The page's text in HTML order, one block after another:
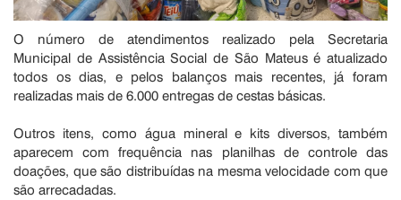
O número de atendimentos realizado pela Secretaria
Municipal de Assistência Social de São Mateus é atualizado
todos os dias, e pelos balanços mais recentes, já foram
realizadas mais de 6.000 entregas de cestas básicas.
Outros itens, como água mineral e kits diversos, também
aparecem com frequência nas planilhas de controle das
doações, que são distribuídas na mesma velocidade com que
são arrecadadas.